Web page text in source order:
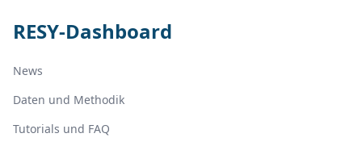
RESY-Dashboard
News
Daten und Methodik
Tutorials und FAQ